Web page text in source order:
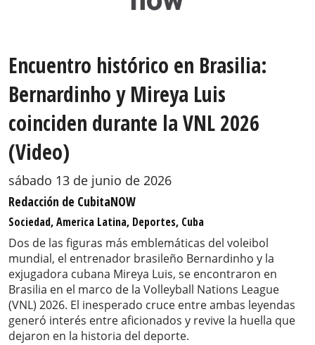
Encuentro histórico en Brasilia:
Bernardinho y Mireya Luis
coinciden durante la VNL 2026
(Video)
sábado 13 de junio de 2026
Redacción de CubitaNOW
Sociedad, America Latina, Deportes, Cuba
Dos de las figuras más emblemáticas del voleibol
mundial, el entrenador brasileño Bernardinho y la
exjugadora cubana Mireya Luis, se encontraron en
Brasilia en el marco de la Volleyball Nations League
(VNL) 2026. El inesperado cruce entre ambas leyendas
generó interés entre aficionados y revive la huella que
dejaron en la historia del deporte.